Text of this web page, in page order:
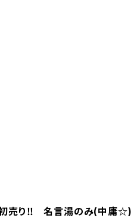
売り‼︎ 名言湯のみ(中庸☆)